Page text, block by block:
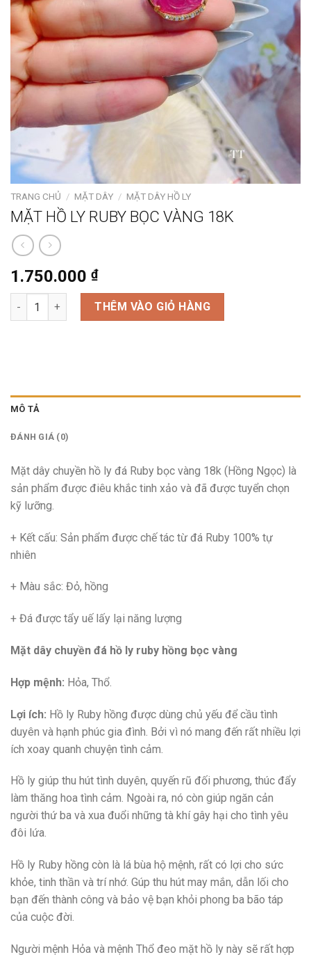
TRANG CHỦ / MẶT DÂY / MẶT DÂY HỒ LY
MẶT HỒ LY RUBY BỌC VÀNG 18K
1.750.000 ₫
MẶT HỒ LY RUBY BỌC VÀNG 18K số lượng
THÊM VÀO GIỎ HÀNG
MÔ TẢ
ĐÁNH GIÁ (0)
Mặt dây chuyền hồ ly đá Ruby bọc vàng 18k (Hồng Ngọc) là
sản phẩm được điêu khắc tinh xảo và đã được tuyển chọn
kỹ lưỡng.
+ Kết cấu: Sản phẩm được chế tác từ đá Ruby 100% tự
nhiên
+ Màu sắc: Đỏ, hồng
+ Đá được tẩy uế lấy lại năng lượng
Mặt dây chuyền đá hồ ly ruby hồng bọc vàng
Hợp mệnh: Hỏa, Thổ.
Lợi ích: Hồ ly Ruby hồng được dùng chủ yếu để cầu tình
duyên và hạnh phúc gia đình. Bởi vì nó mang đến rất nhiều lợi
ích xoay quanh chuyện tình cảm.
Hồ ly giúp thu hút tình duyên, quyến rũ đối phương, thúc đẩy
làm thăng hoa tình cảm. Ngoài ra, nó còn giúp ngăn cản
người thứ ba và xua đuổi những tà khí gây hại cho tình yêu
đôi lứa.
Hồ ly Ruby hồng còn là lá bùa hộ mệnh, rất có lợi cho sức
khỏe, tinh thần và trí nhớ. Gúp thu hút may mắn, dẫn lối cho
bạn đến thành công và bảo vệ bạn khỏi phong ba bão táp
của cuộc đời.
Người mệnh Hỏa và mệnh Thổ đeo mặt hồ ly này sẽ rất hợp